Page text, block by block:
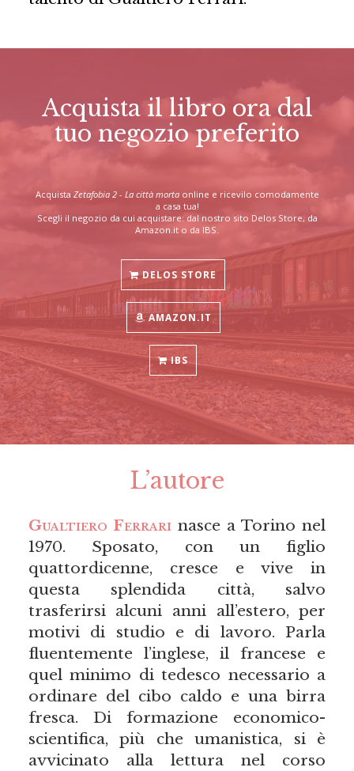
Acquista il libro ora dal
tuo negozio preferito
Acquista Zetafobia 2 - La città mortaonline e ricevilo comodamente
a casa tua!
Scegli il negozio da cui acquistare: dal nostro sito Delos Store, da
Amazon.it o da IBS.
DELOS STORE
AMAZON.IT
IBS
L’autore
Gualtiero Ferrarinasce a Torino nel
1970. Sposato, con un figlio
quattordicenne, cresce e vive in
questa splendida città, salvo
trasferirsi alcuni anni all’estero, per
motivi di studio e di lavoro. Parla
fluentemente l’inglese, il francese e
quel minimo di tedesco necessario a
ordinare del cibo caldo e una birra
fresca. Di formazione economico-
scientifica, più che umanistica, si è
avvicinato alla lettura nel corso